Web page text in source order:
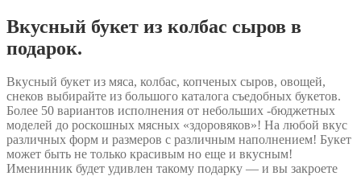
Вкусный букет из колбас сыров в
подарок.
Вкусный букет из мяса, колбас, копченых сыров, овощей,
снеков выбирайте из большого каталога съедобных букетов.
Более 50 вариантов исполнения от небольших -бюджетных
моделей до роскошных мясных «здоровяков»! На любой вкус
различных форм и размеров с различным наполнением! Букет
может быть не только красивым но еще и вкусным!
Именинник будет удивлен такому подарку — и вы закроете